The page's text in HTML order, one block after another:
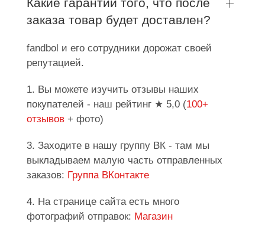
Какие гарантии того, что после
заказа товар будет доставлен?
fandbol и его сотрудники дорожат своей
репутацией.
1. Вы можете изучить отзывы наших
покупателей - наш рейтинг ★ 5,0 (100+
отзывов + фото)
3. Заходите в нашу группу ВК - там мы
выкладываем малую часть отправленных
заказов: Группа ВКонтакте
4. На странице сайта есть много
фотографий отправок: Магазин